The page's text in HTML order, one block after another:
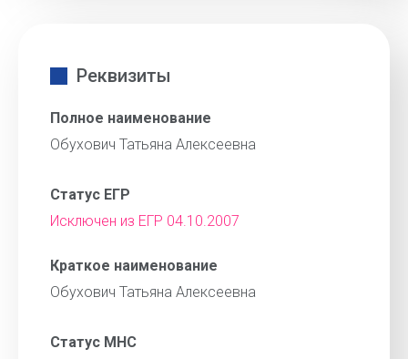
Реквизиты
Полное наименование
Обухович Татьяна Алексеевна
Статус ЕГР
Исключен из ЕГР 04.10.2007
Краткое наименование
Обухович Татьяна Алексеевна
Статус МНС